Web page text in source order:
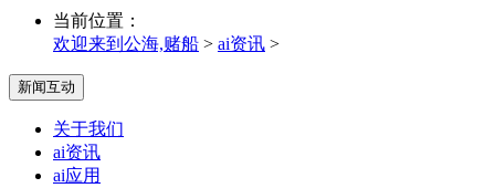
当前位置：
欢迎来到公海,赌船 > ai资讯 >
新闻互动
关于我们
ai资讯
ai应用